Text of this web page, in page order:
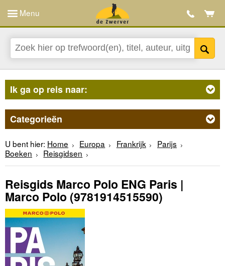
Menu
Ik ga op reis naar:
Categorieën
U bent hier: Home Europa Frankrijk
Parijs
Boeken
Reisgidsen
Reisgids Marco Polo ENG Paris |
Marco Polo (9781914515590)